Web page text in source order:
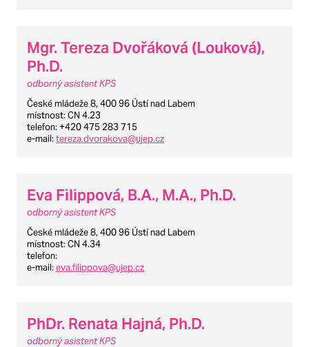
Mgr. Tereza Dvořáková (Louková),
Ph.D.
odborný asistent KPS
České mládeže 8, 400 96 Ústí nad Labem
místnost: CN 4.23
telefon: +420 475 283 715
e-mail:tereza.dvorakova@ujep.cz
Eva Filippová, B.A., M.A., Ph.D.
odborný asistent KPS
České mládeže 8, 400 96 Ústí nad Labem
místnost: CN 4.34
telefon:
e-mail:eva.filippova@ujep.cz
PhDr. Renata Hajná, Ph.D.
odborný asistent KPS